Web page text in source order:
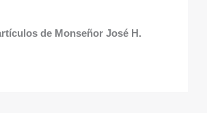
de Monseñor José H.